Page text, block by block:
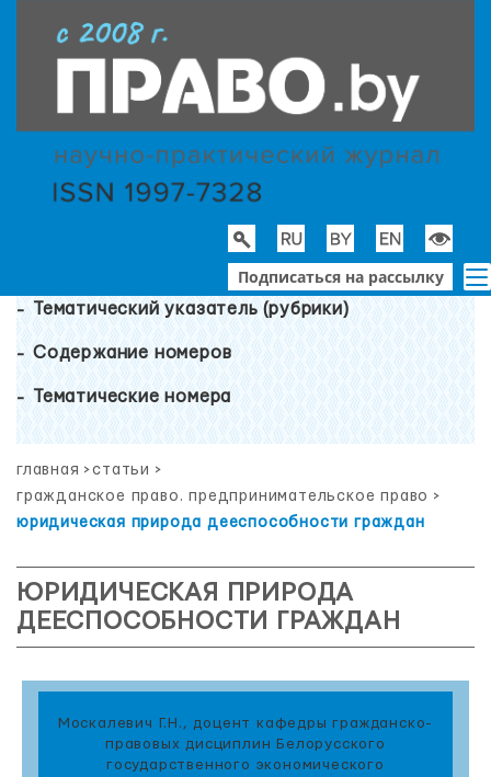
Подписаться на рассылку
Тематический указатель (рубрики)
Содержание номеров
Тематические номера
главная >статьи >
гражданское право. предпринимательское право >
юридическая природа дееспособности граждан
ЮРИДИЧЕСКАЯ ПРИРОДА
ДЕЕСПОСОБНОСТИ ГРАЖДАН
Москалевич Г.Н., доцент кафедры гражданско-
правовых дисциплин Белорусского
государственного экономического